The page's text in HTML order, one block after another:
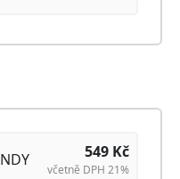
549 Kč
včetně DPH 21%